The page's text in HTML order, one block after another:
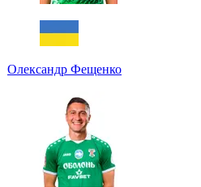
Олександр Фещенко